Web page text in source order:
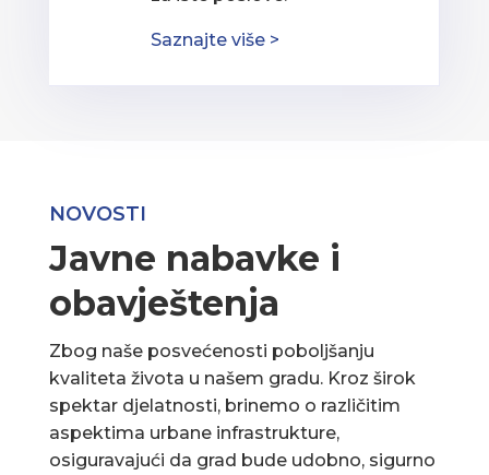
Saznajte više >
NOVOSTI
Javne nabavke i
obavještenja
Zbog naše posvećenosti poboljšanju
kvaliteta života u našem gradu. Kroz širok
spektar djelatnosti, brinemo o različitim
aspektima urbane infrastrukture,
osiguravajući da grad bude udobno, sigurno